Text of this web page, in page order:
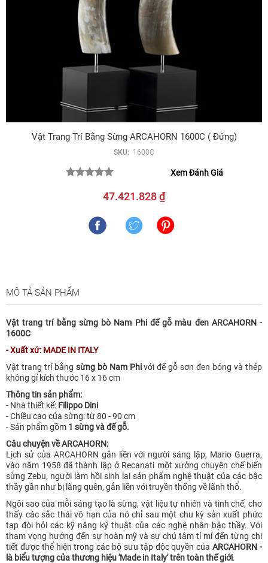
Vật Trang Trí Bằng Sừng ARCAHORN 1600C ( Đứng)
SKU: 1600C
Xem Đánh Giá
47.421.828 ₫
MÔ TẢ SẢN PHẨM
Vật trang trí bằng sừng bò Nam Phi đế gỗ màu đen ARCAHORN -
1600C
- Xuất xứ: MADE IN ITALY
Vật trang trí bằng sừng bò Nam Phivới đế gỗ sơn đen bóng và thép
không gỉ kích thước 16 x 16 cm
Thông tin sản phẩm:
- Nhà thiết kế: Filippo Dini
- Chiều cao của sừng: từ 80 - 90 cm
- Sản phẩm gồm 1 sừng và đế gỗ.
Câu chuyện về ARCAHORN:
Lịch sử của ARCAHORN gắn liền với người sáng lập, Mario Guerra,
vào năm 1958 đã thành lập ở Recanati một xưởng chuyên chế biến
sừng Zebu, người làm hồi sinh lại sản phẩm nghệ thuật của các bậc
thầy gần như bị lãng quên, gắn liền với truyền thống về lãnh thổ.
Ngôi sao của mỗi sáng tạo là sừng, vật liệu tự nhiên và tinh chế, cho
thấy các sắc thái vô hạn của nó chỉ sau một chu kỳ sản xuất phức
tạp đòi hỏi các kỹ năng kỹ thuật của các nghệ nhân bậc thầy. Với
tham vọng hướng đến sự hoàn mỹ và sự chú tâm tỉ mỉ đến từng chi
tiết được thể hiện trong các bộ sưu tập độc quyền củaARCAHORN -
là biểu tượng của thương hiệu 'Made in Italy' trên toàn thế giới.